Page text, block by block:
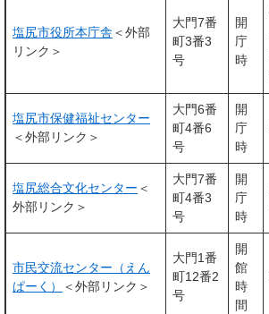
塩尻市役所本庁舎 ＜外部
リンク＞
大門7番
町3番3
号
開
庁
時
塩尻市保健福祉センター
＜外部リンク＞
大門6番
町4番6
号
開
庁
時
塩尻総合文化センター ＜
外部リンク＞
大門7番
町4番3
号
開
庁
時
市民交流センター（えん
ぱーく）
＜外部リンク＞
大門1番
町12番2
号
開
館
時
間